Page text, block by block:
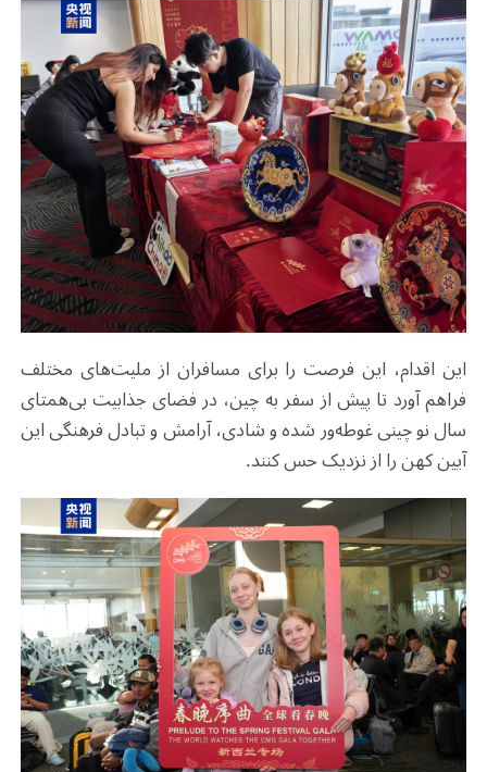
این اقدام، این فرصت را برای مسافران از ملیت‌های مختلف
فراهم آورد تا پیش از سفر به چین، در فضای جذابیت بی‌همتای
سال نو چینی غوطه‌ور شده و شادی، آرامش و تبادل فرهنگی این
آیین کهن را از نزدیک حس کنند.